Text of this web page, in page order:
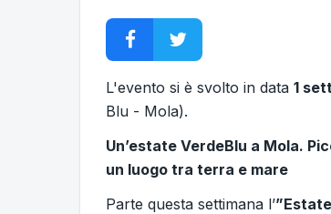
L'evento si è svolto in data 1
Blu - Mola).
Un’estate VerdeBlu a Mola.
un luogo tra terra e mare
Parte questa settimana l’